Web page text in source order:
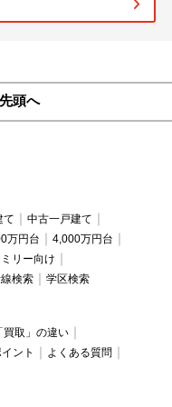
頭へ
て
中古一戸建て
万円台
4,000万円台
リー向け
検索 学区検索
買取」の違い
ント
よくある質問